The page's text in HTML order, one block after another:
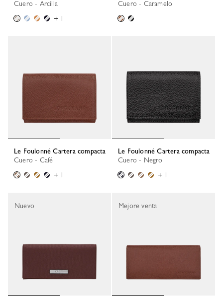
Cuero - Arcilla
+ 1
Cuero - Caramelo
Le Foulonné Cartera compacta
Cuero - Café
+ 1
Le Foulonné Cartera compacta
Cuero - Negro
+ 1
Nuevo Mejore venta